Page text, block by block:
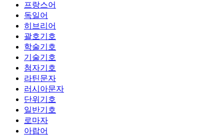
프랑스어
독일어
히브리어
괄호기호
학술기호
기술기호
첨자기호
라틴문자
러시아문자
단위기호
일반기호
로마자
아랍어